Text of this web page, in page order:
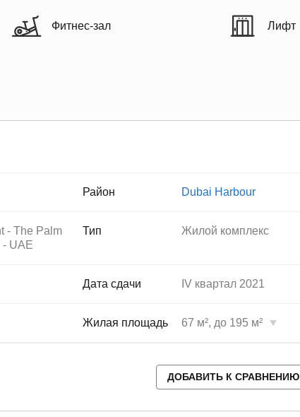
Фитнес-зал Лифт
Район Dubai Harbour
- The Palm
- UAE
Тип Жилой комплекс
Дата сдачи IV квартал 2021
Жилая площадь 67 м², до 195 м²
ДОБАВИТЬ К СРАВНЕНИЮ